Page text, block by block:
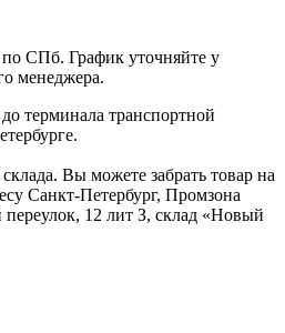
по СПб. График уточняйте у
менеджера.
терминала транспортной
Вы можете забрать товар на
Санкт-Петербург, Промзона
12 лит З, склад «Новый